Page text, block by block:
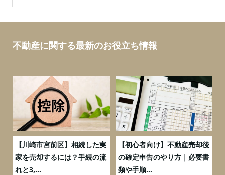
不動産に関する最新のお役立ち情報
【川崎市宮前区】相続した実
家を売却するには？手続の流
れと3,...
【初心者向け】不動産売却後
の確定申告のやり方｜必要書
類や手順...